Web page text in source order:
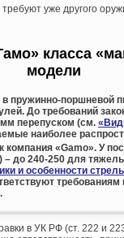
уже другого
класса
модели
пружинно-поршневой
До требований
перепуском (см.
наиболее
компания «Gamo». У
– до 240-250 для
и особенности
в УК РФ (ст. 222 и